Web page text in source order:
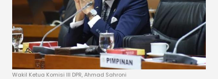
Wakil Ketua Komisi III DPR, Ahmad Sahroni